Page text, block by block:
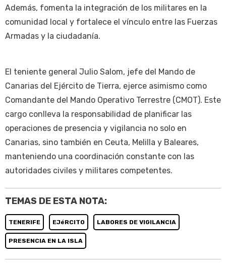
Además, fomenta la integración de los militares en la
comunidad local y fortalece el vínculo entre las Fuerzas
Armadas y la ciudadanía.
El teniente general Julio Salom, jefe del Mando de
Canarias del Ejército de Tierra, ejerce asimismo como
Comandante del Mando Operativo Terrestre (CMOT). Este
cargo conlleva la responsabilidad de planificar las
operaciones de presencia y vigilancia no solo en
Canarias, sino también en Ceuta, Melilla y Baleares,
manteniendo una coordinación constante con las
autoridades civiles y militares competentes.
TEMAS DE ESTA NOTA:
TENERIFE EJéRCITO LABORES DE VIGILANCIA
PRESENCIA EN LA ISLA